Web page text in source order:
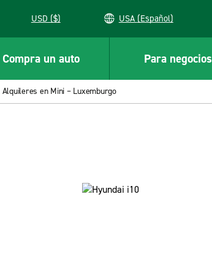
USD ($) USA (Español)
Compra un auto Para negocios
Alquileres en Mini – Luxemburgo